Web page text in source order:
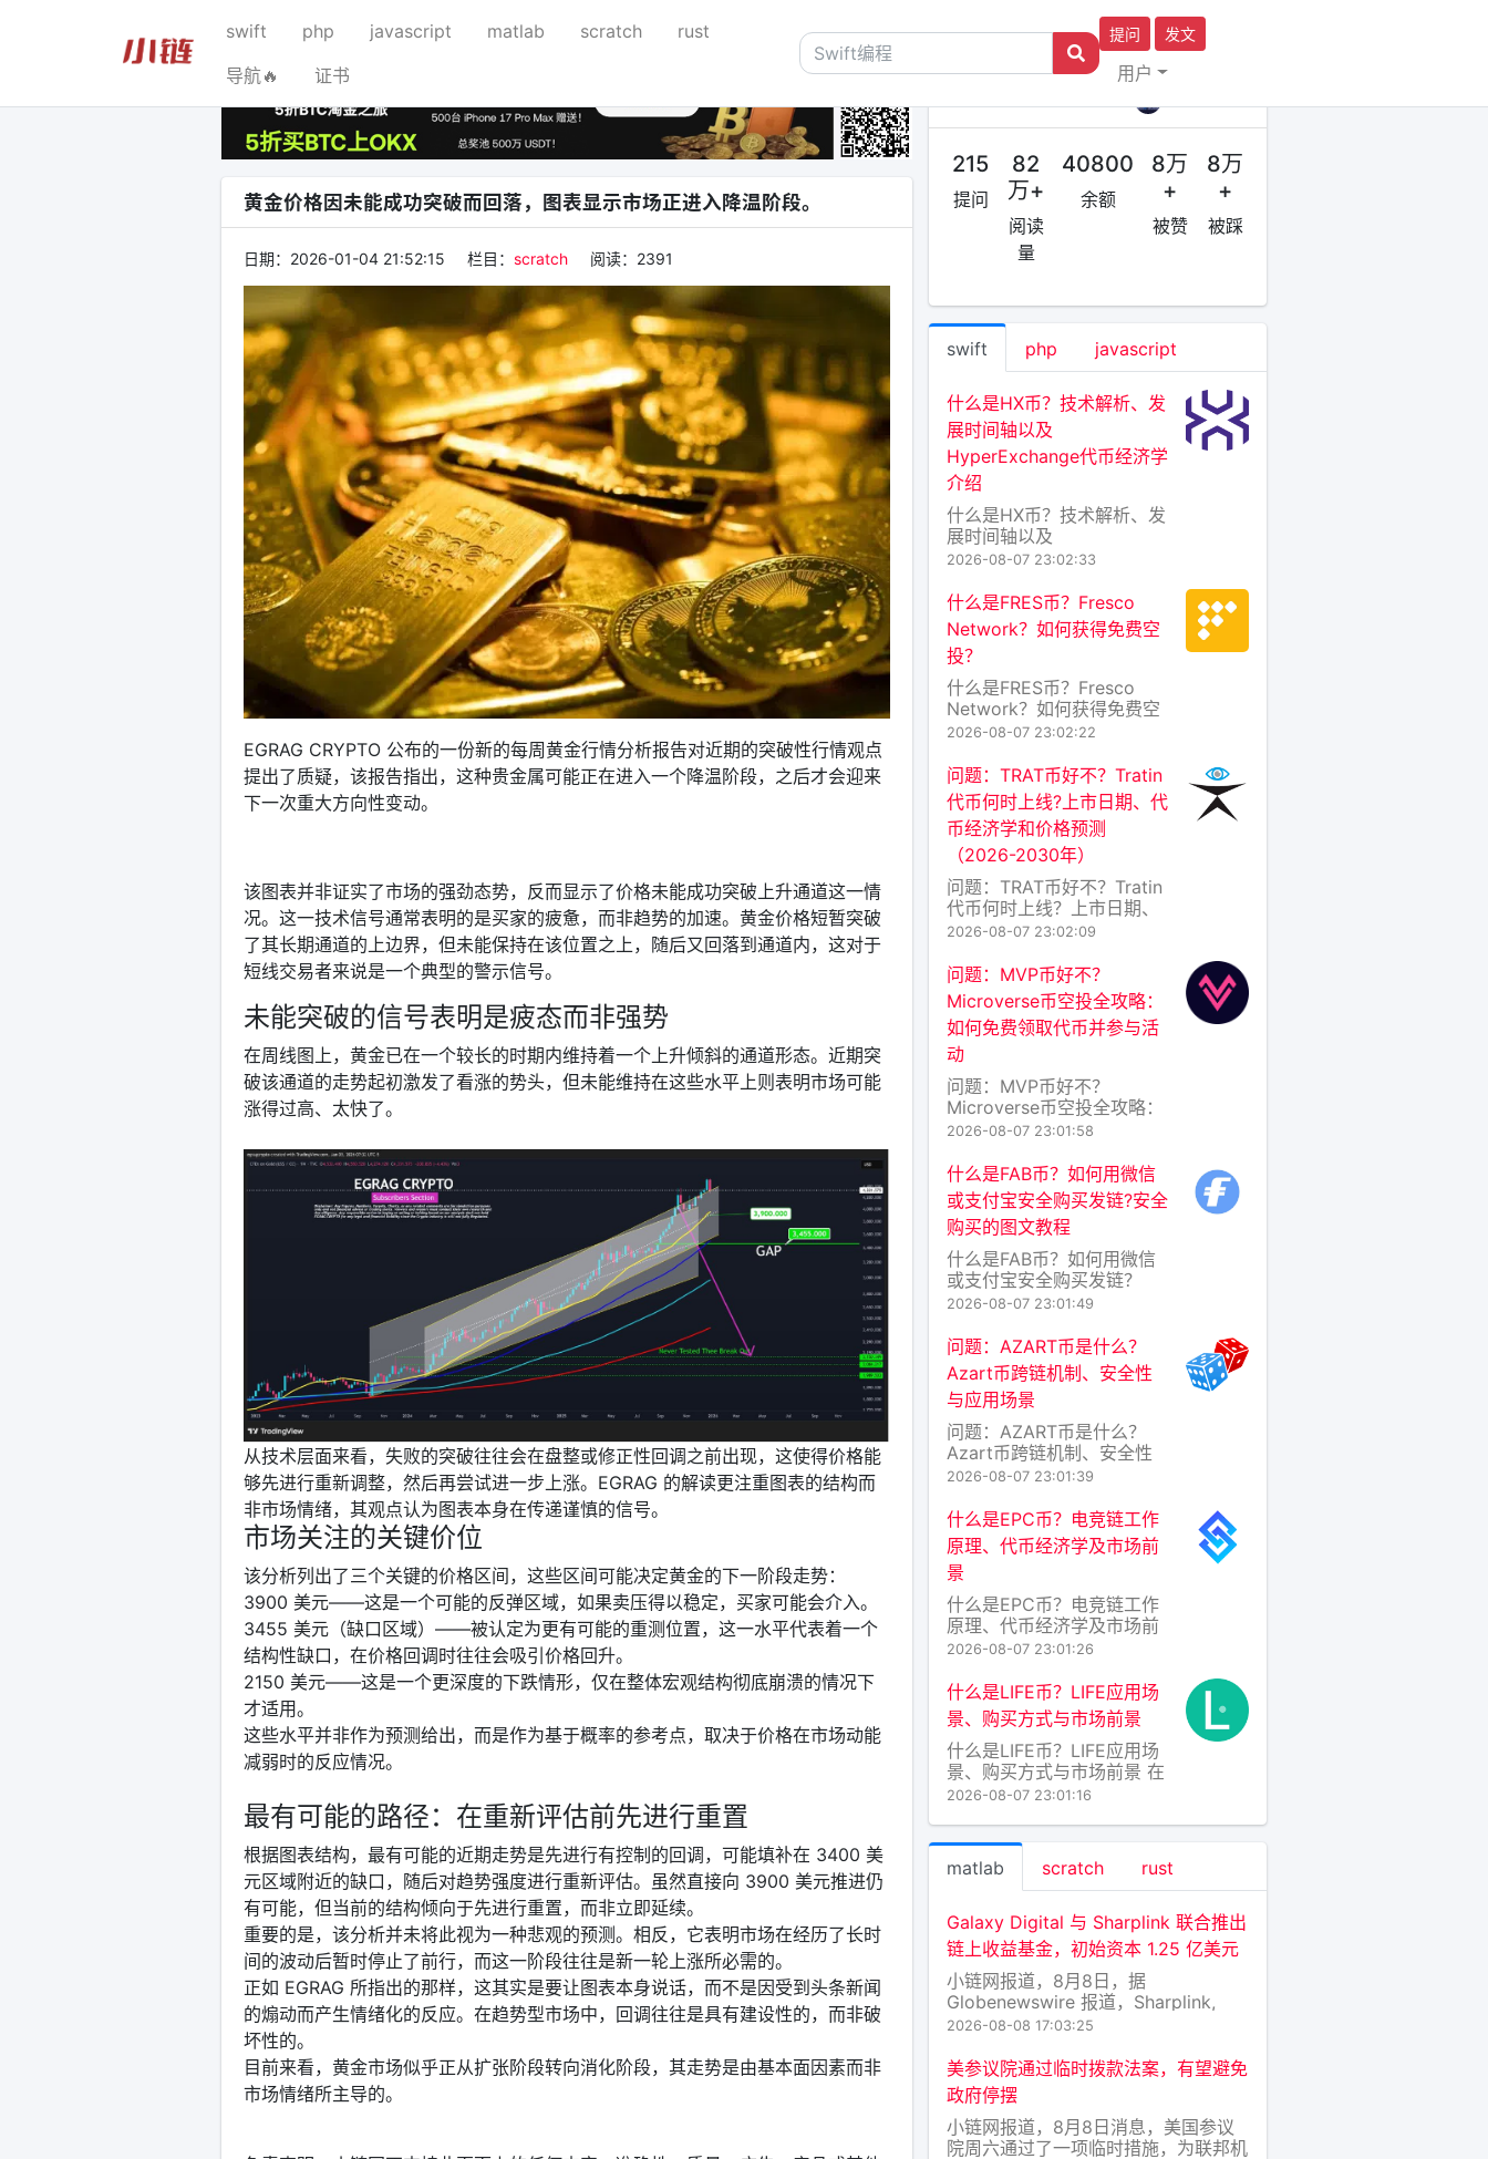
swift php javascript matlab scratch
rust
导航🔥
证书
提问 发文
用户
黄金价格因未能成功突破而回落，图表显示市场正进入降温阶段。
日期： 2026-01-04 21:52:15 栏目： scratch 阅读： 2391
EGRAG CRYPTO 公布的一份新的每周黄金行情分析报告对近期的突破性行情观点
提出了质疑，该报告指出，这种贵金属可能正在进入一个降温阶段，之后才会迎来
下一次重大方向性变动。
该图表并非证实了市场的强劲态势，反而显示了价格未能成功突破上升通道这一情
况。这一技术信号通常表明的是买家的疲惫，而非趋势的加速。黄金价格短暂突破
了其长期通道的上边界，但未能保持在该位置之上，随后又回落到通道内，这对于
短线交易者来说是一个典型的警示信号。
未能突破的信号表明是疲态而非强势
在周线图上，黄金已在一个较长的时期内维持着一个上升倾斜的通道形态。近期突
破该通道的走势起初激发了看涨的势头，但未能维持在这些水平上则表明市场可能
涨得过高、太快了。
从技术层面来看，失败的突破往往会在盘整或修正性回调之前出现，这使得价格能
够先进行重新调整，然后再尝试进一步上涨。EGRAG 的解读更注重图表的结构而
非市场情绪，其观点认为图表本身在传递谨慎的信号。
市场关注的关键价位
该分析列出了三个关键的价格区间，这些区间可能决定黄金的下一阶段走势：
3900 美元——这是一个可能的反弹区域，如果卖压得以稳定，买家可能会介入。
3455 美元（缺口区域）——被认定为更有可能的重测位置，这一水平代表着一个
结构性缺口，在价格回调时往往会吸引价格回升。
2150 美元——这是一个更深度的下跌情形，仅在整体宏观结构彻底崩溃的情况下
才适用。
这些水平并非作为预测给出，而是作为基于概率的参考点，取决于价格在市场动能
减弱时的反应情况。
最有可能的路径：在重新评估前先进行重置
根据图表结构，最有可能的近期走势是先进行有控制的回调，可能填补在 3400 美
元区域附近的缺口，随后对趋势强度进行重新评估。虽然直接向 3900 美元推进仍
有可能，但当前的结构倾向于先进行重置，而非立即延续。
重要的是，该分析并未将此视为一种悲观的预测。相反，它表明市场在经历了长时
间的波动后暂时停止了前行，而这一阶段往往是新一轮上涨所必需的。
正如 EGRAG 所指出的那样，这其实是要让图表本身说话，而不是因受到头条新闻
的煽动而产生情绪化的反应。在趋势型市场中，回调往往是具有建设性的，而非破
坏性的。
目前来看，黄金市场似乎正从扩张阶段转向消化阶段，其走势是由基本面因素而非
市场情绪所主导的。
215
提问
82
万+
阅读
量
40800
余额
8万
+
被赞
8万
+
被踩
swift php javascript
什么是HX币？技术解析、发
展时间轴以及
HyperExchange代币经济学
介绍
什么是HX币？技术解析、发
展时间轴以及
HyperExchange代币经济学
操作性一直是制约生态繁荣
的核心痛点。HX币（全称
HyperExchange Coin）正
是为解决这一难题而诞生的
原生代币，它驱动着
HyperExchange
2026-08-07 23:02:33
什么是FRES币？Fresco
Network？如何获得免费空
投？
什么是FRES币？Fresco
Network？如何获得免费空
投？ 在区块链世界日新月异
穷。其中，FRES币 作为
Fresco Network 生态系统
的原生代币，正逐渐引起加
密爱好者的关注。那么，
FRES币究竟是什么？Fresc
2026-08-07 23:02:22
问题：TRAT币好不？Tratin
代币何时上线?上市日期、代
币经济学和价格预测
（2026-2030年）
问题：TRAT币好不？Tratin
代币何时上线？上市日期、
代币经济学和价格预测
TRAT币是什么？好不好？
TRAT币是Tratin生态系统的
原生代币，旨在为去中心化
数据存储与AI推理网络提供
激励层。简单来说，Tratin
的目标是
2026-08-07 23:02:09
问题：MVP币好不？
Microverse币空投全攻略：
如何免费领取代币并参与活
动
问题：MVP币好不？
Microverse币空投全攻略：
如何免费领取代币并参与活
投（Airdrop）一直是吸引用
户关注新项目的热门方式。
最近，Microverse项目推出
的MVP币空投活动引起了不
少讨论。那么，MVP币到底
好不好？普
2026-08-07 23:01:58
什么是FAB币？如何用微信
或支付宝安全购买​发链?安全
购买的图文教程
什么是FAB币？如何用微信
或支付宝安全购买发链？
——安全购买图文教程 随着
多的人开始接触数字货币。
除了比特币、以太坊等主流
币种，一些新兴项目也逐渐
进入大众视野，其中就包括
FAB币（即发链的原生代
币）。本文将为你介绍FAB
币的基本概念
2026-08-07 23:01:49
问题：AZART币是什么？
Azart币跨链机制、安全性
与应用场景
问题：AZART币是什么？
Azart币跨链机制、安全性
与应用场景 在区块链世界日
出不穷，而AZART币（代币
符号：AZART）作为一个较
为小众但定位明确的项目，
正逐渐引起加密爱好者与数
字艺术圈的关注。要理解
AZART，不能只看其价格
2026-08-07 23:01:39
什么是EPC币？电竞链工作
原理、代币经济学及市场前
景
什么是EPC币？电竞链工作
原理、代币经济学及市场前
景 随着电子竞技产业的爆发
界的边界正被一种名为“电竞
链”（Esports Chain）的区
块链项目打破，其原生代币
EPC币也随之进入大众视
野。EPC币是电竞链生态中
的核心价值载体，旨
2026-08-07 23:01:26
什么是LIFE币？LIFE应用场
景、购买方式与市场前景
什么是LIFE币？LIFE应用场
景、购买方式与市场前景 在
区块链技术日新月异的今
境译为“生命币”）并非单一
指代某一种固定币种，而是
通常被用于命名那些聚焦于
“生命质量、健康数据、公益
慈
2026-08-07 23:01:16
matlab scratch rust
Galaxy Digital 与 Sharplink 联合推出
链上收益基金，初始资本 1.25 亿美元
小链网报道，8月8日，据
Globenewswire 报道，Sharplink,
Inc.（纳斯达克股票代码：SBET）和
码：GLXY）联合宣布推出Galaxy
Sharplink Onchain Yi
2026-08-08 17:03:25
美参议院通过临时拨款法案，有望避免
政府停摆
小链网报道，8月8日消息，美国参议
院周六通过了一项临时措施，为联邦机